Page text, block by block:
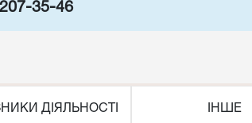
35-46
ДІЯЛЬНОСТІ ІНШЕ